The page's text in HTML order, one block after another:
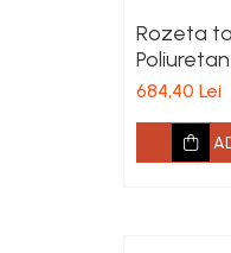
Rozeta
887 mm
684,40 Lei